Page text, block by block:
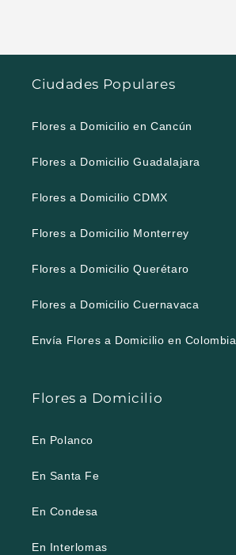
Ciudades Populares
Flores a Domicilio en Cancún
Flores a Domicilio Guadalajara
Flores a Domicilio CDMX
Flores a Domicilio Monterrey
Flores a Domicilio Querétaro
Flores a Domicilio Cuernavaca
Envía Flores a Domicilio en Colombia
Flores a Domicilio
En Polanco
En Santa Fe
En Condesa
En Interlomas